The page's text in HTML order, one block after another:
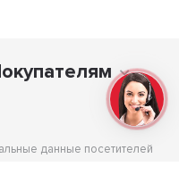
данные посетителей